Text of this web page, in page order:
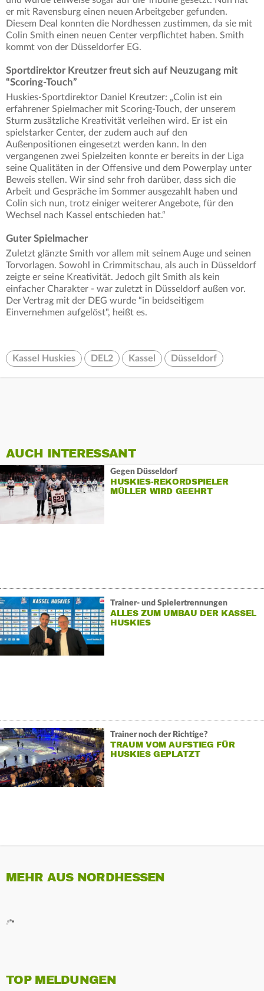
er mit Ravensburg einen neuen Arbeitgeber gefunden.
Diesem Deal konnten die Nordhessen zustimmen, da sie mit
Colin Smith einen neuen Center verpflichtet haben. Smith
kommt von der Düsseldorfer EG.
Sportdirektor Kreutzer freut sich auf Neuzugang mit
“Scoring-Touch”
Huskies-Sportdirektor Daniel Kreutzer: „Colin ist ein
erfahrener Spielmacher mit Scoring-Touch, der unserem
Sturm zusätzliche Kreativität verleihen wird. Er ist ein
spielstarker Center, der zudem auch auf den
Außenpositionen eingesetzt werden kann. In den
vergangenen zwei Spielzeiten konnte er bereits in der Liga
seine Qualitäten in der Offensive und dem Powerplay unter
Beweis stellen. Wir sind sehr froh darüber, dass sich die
Arbeit und Gespräche im Sommer ausgezahlt haben und
Colin sich nun, trotz einiger weiterer Angebote, für den
Wechsel nach Kassel entschieden hat.“
Guter Spielmacher
Zuletzt glänzte Smith vor allem mit seinem Auge und seinen
Torvorlagen. Sowohl in Crimmitschau, als auch in Düsseldorf
zeigte er seine Kreativität. Jedoch gilt Smith als kein
einfacher Charakter - war zuletzt in Düsseldorf außen vor.
Der Vertrag mit der DEG wurde “in beidseitigem
Einvernehmen aufgelöst", heißt es.
Kassel Huskies DEL2 Kassel Düsseldorf
AUCH INTERESSANT
Gegen Düsseldorf
HUSKIES-REKORDSPIELER
MÜLLER WIRD GEEHRT
Trainer- und Spielertrennungen
ALLES ZUM UMBAU DER KASSEL
HUSKIES
Trainer noch der Richtige?
TRAUM VOM AUFSTIEG FÜR
HUSKIES GEPLATZT
MEHR AUS NORDHESSEN
TOP MELDUNGEN